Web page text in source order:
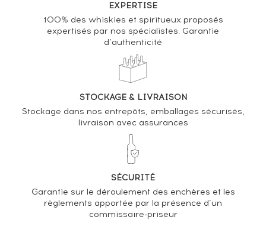
Analyse & Performance du spiritueux
Inchgower 19 years 1995 Edition Spirits One of 279 -
bottled 2014 The First Editions
VARIATION DE LA COTE
EXPERTISE
100% des whiskies et spiritueux proposés
expertisés par nos spécialistes. Garantie
d’authenticité
STOCKAGE & LIVRAISON
Stockage dans nos entrepôts, emballages sécurisés,
livraison avec assurances
SÉCURITÉ
Garantie sur le déroulement des enchères et les
règlements apportée par la présence d’un
commissaire-priseur